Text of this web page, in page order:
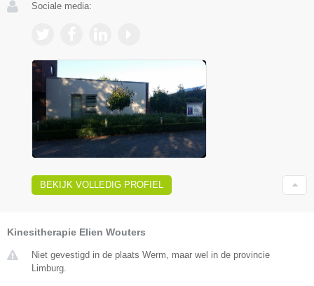
Sociale media:
BEKIJK VOLLEDIG PROFIEL
Kinesitherapie Elien Wouters
Niet gevestigd in de plaats Werm, maar wel in de provincie
Limburg.